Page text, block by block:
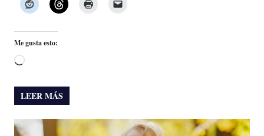
Me gusta esto:
Cargando...
LEER MÁS